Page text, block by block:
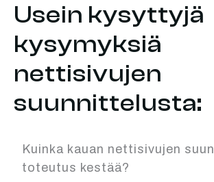
Usein kysyttyjä
kysymyksiä
nettisivujen
suunnittelusta:
Kuinka kauan nettisivujen
toteutus kestää?